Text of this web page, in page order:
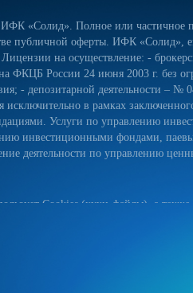
«Солид». Полное или частичное
публичной оферты. ИФК «Солид»,
на осуществление: -
ФКЦБ России 24 июня 2003 г. без
- депозитарной деятельности –
в рамках
Услуги по управлению
инвестиционными фондами,
деятельности по управлению
Cookies (куки-файлы), а также
облегчают навигацию и